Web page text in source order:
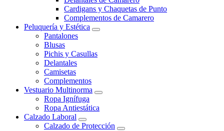
Cardigans y Chaquetas de Punto
Complementos de Camarero
Peluquería y Estética
Pantalones
Blusas
Pichis y Casullas
Delantales
Camisetas
Complementos
Vestuario Multinorma
Ropa Ignífuga
Ropa Antiestática
Calzado Laboral
Calzado de Protección